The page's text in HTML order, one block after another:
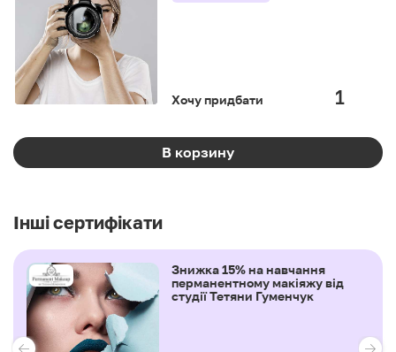
Хочу придбати
В корзину
Інші сертифікати
Знижка 15% на навчання
перманентному макіяжу від
студії Тетяни Гуменчук